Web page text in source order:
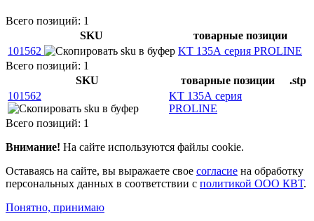
Всего позиций: 1
SKU
товарные позиции
101562
KT 135А серия PROLINE
Всего позиций: 1
SKU
товарные позиции
.stp
101562
KT 135А серия
PROLINE
Всего позиций: 1
Внимание! На сайте используются файлы cookie.
Оставаясь на сайте, вы выражаете свое согласие на обработку
персональных данных в соответствии с политикой ООО КВТ.
Понятно, принимаю